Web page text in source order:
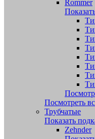
Rommer
Посмотреть
Трубчатые
Показать
Zehnder